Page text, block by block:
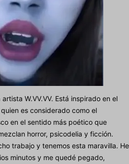
W.VV.VV. Está inspirado en el
es considerado como el
en el sentido más poético que
horror, psicodelia y ficción.
trabajo y tenemos esta maravilla. He
minutos y me quedé pegado,